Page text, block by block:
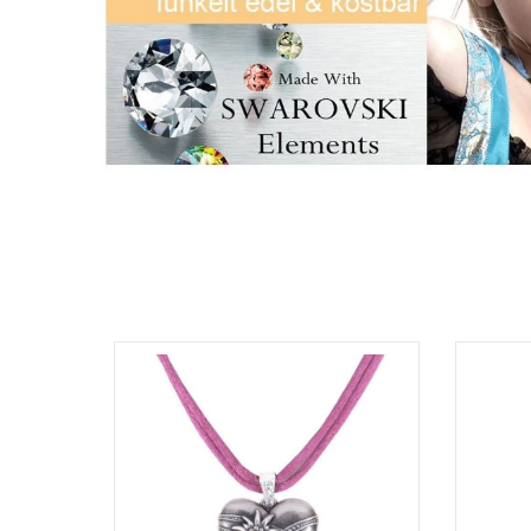
Produktgalerie überspringen